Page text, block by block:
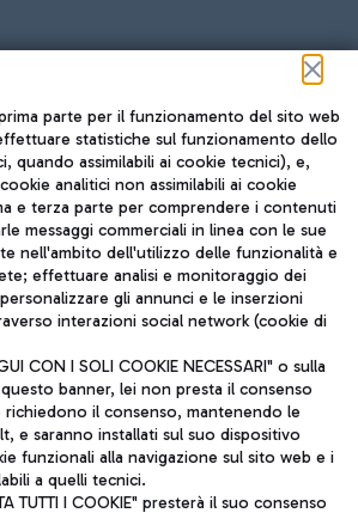
TRAVEL JOURNAL
ITA
- Società soggetta a direzione e
S.p.A.
parte per il funzionamento del sito web
statistiche sul funzionamento dello
quando assimilabili ai cookie tecnici), e,
analitici non assimilabili ai cookie
e terza parte per comprendere i contenuti
messaggi commerciali in linea con le sue
nell'ambito dell'utilizzo delle funzionalità e
effettuare analisi e monitoraggio dei
gli annunci e le inserzioni
interazioni social network (cookie di
CON I SOLI COOKIE NECESSARI" o sulla
banner, lei non presta il consenso
il consenso, mantenendo le
e saranno installati sul suo dispositivo
funzionali alla navigazione sul sito web e i
a quelli tecnici.
TUTTI I COOKIE" presterà il suo consenso